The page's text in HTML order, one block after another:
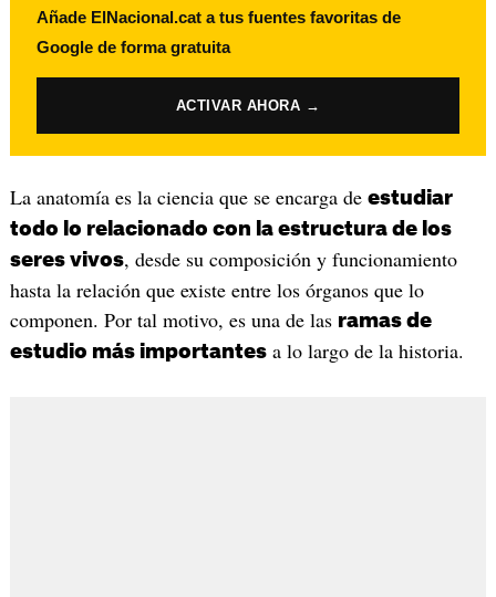
Añade ElNacional.cat a tus fuentes favoritas de
Google de forma gratuita
ACTIVAR AHORA →
La anatomía es la ciencia que se encarga de estudiar
todo lo relacionado con la estructura de los
seres vivos, desde su composición y funcionamiento
hasta la relación que existe entre los órganos que lo
componen. Por tal motivo, es una de las ramas de
estudio más importantesa lo largo de la historia.